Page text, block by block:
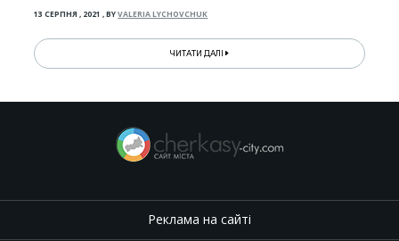
13 СЕРПНЯ , 2021 ,BYVALERIA LYCHOVCHUK
ЧИТАТИ ДАЛІ
Реклама на сайті